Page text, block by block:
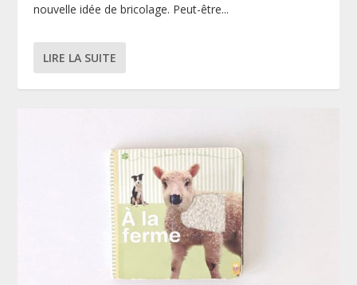
nouvelle idée de bricolage. Peut-être...
LIRE LA SUITE